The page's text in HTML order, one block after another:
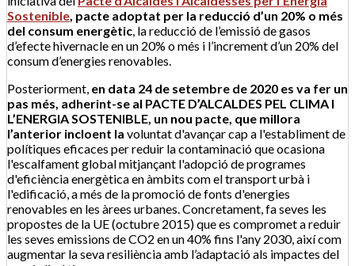
Sostenible, pacte adoptat per la reducció d’un 20% o més
del consum energètic, la reducció de l’emissió de gasos
d’efecte hivernacle en un 20% o més i l’increment d’un 20% del
consum d’energies renovables.
Posteriorment, en data 24 de setembre de 2020 es va fer un
pas més, adherint-se al PACTE D’ALCALDES PEL CLIMA I
L’ENERGIA SOSTENIBLE, un nou pacte, que millora
l’anterior incloent la voluntat d'avançar cap a l'establiment de
polítiques eficaces per reduir la contaminació que ocasiona
l'escalfament global mitjançant l'adopció de programes
d'eficiència energètica en àmbits com el transport urbà i
l'edificació, a més de la promoció de fonts d'energies
renovables en les àrees urbanes. Concretament, fa seves les
propostes de la UE (octubre 2015) que es compromet a reduir
les seves emissions de CO2 en un 40% fins l'any 2030, així com
augmentar la seva resiliència amb l’adaptació als impactes del